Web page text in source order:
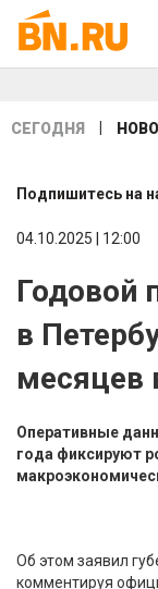
СЕГОДНЯ
Подпишитесь на
04.10.2025 | 12:00
Годовой
в
месяцев
Оперативные
года фиксируют
Об этом заявил
комментируя